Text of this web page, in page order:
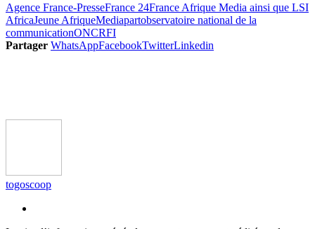
Agence France-PresseFrance 24France Afrique Media ainsi que LSI
AfricaJeune AfriqueMediapartobservatoire national de la
communicationONCRFI
Partager WhatsAppFacebookTwitterLinkedin
togoscoop